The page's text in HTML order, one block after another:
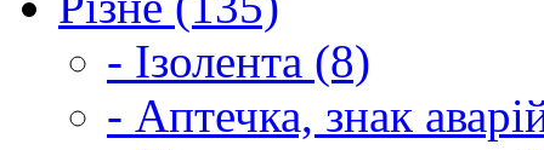
- Ізолента (8)
- Аптечка, знак